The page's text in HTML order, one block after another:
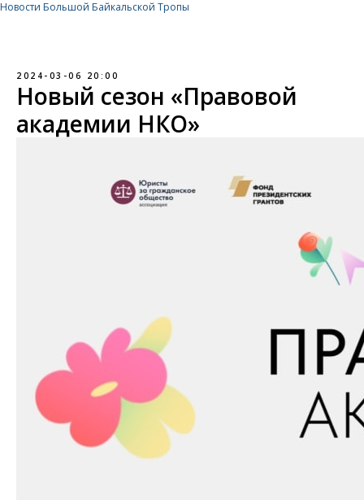
Новости Большой Байкальской Тропы
2024-03-06 20:00
Новый сезон «Правовой
академии НКО»